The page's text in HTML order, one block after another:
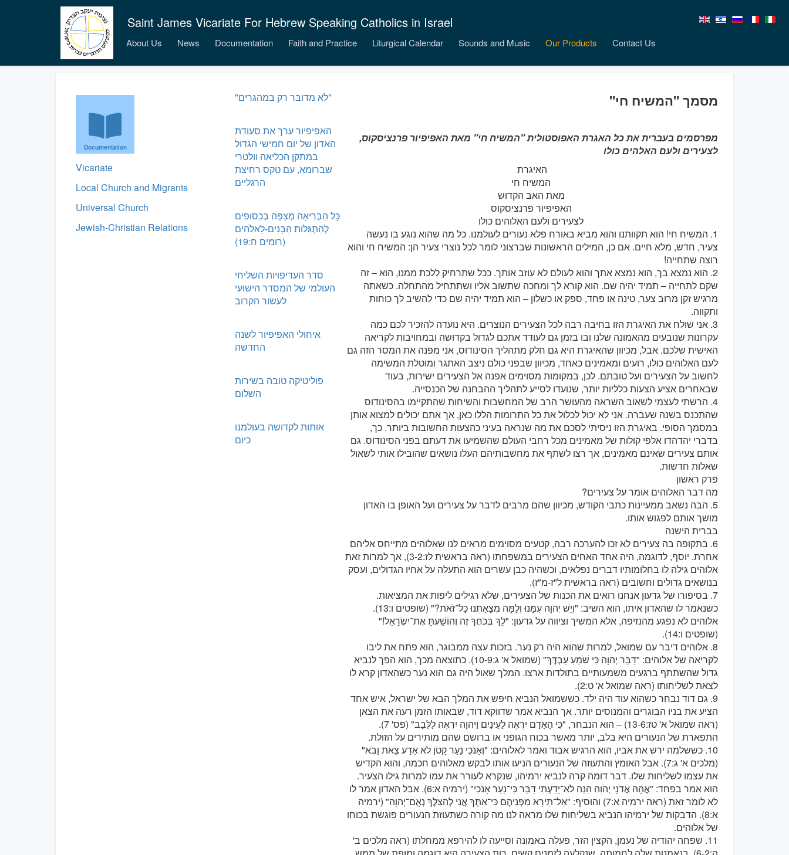
Saint James Vicariate For Hebrew Speaking Catholics in Israel
About Us News Documentation Faith and Practice Liturgical Calendar Sounds and Music Our Products Contact Us
Documentation
Vicariate
Local Church and Migrants
Universal Church
Jewish-Christian Relations
מסמך "המשיח חי"
מפרסמים בעברית את כל האגרת האפוסטולית "המשיח חי" מאת האפיפיור פרנציסקוס,
לצעירים ולעם האלהים כולו
האיגרת
המשיח חי
מאת האב הקדוש
האפיפיור פרנציסקוס
לצעירים ולעם האלוהים כולו
1. המשיח חי! הוא תקוותנו והוא מביא באורח פלא נעורים לעולמנו. כל מה שהוא נוגע בו נעשה
צעיר, חדש, מלא חיים. אם כן, המילים הראשונות שברצוני לומר לכל נוצרי צעיר הן: המשיח חי והוא
רוצה שתחייה!
2. הוא נמצא בך, הוא נמצא אתך והוא לעולם לא עוזב אותך. ככל שתרחיק ללכת ממנו, הוא – זה
שקם לתחייה – תמיד יהיה שם. הוא קורא לך ומחכה שתשוב אליו ושתתחיל מהתחלה. כשאתה
מרגיש זקן מרוב צער, טינה או פחד, ספק או כשלון – הוא תמיד יהיה שם כדי להשיב לך כוחות
ותקווה.
3. אני שולח את האיגרת הזו בחיבה רבה לכל הצעירים הנוצרים. היא נועדה להזכיר לכם כמה
עקרונות שנובעים מהאמונה שלנו ובו בזמן גם לעודד אתכם לגדול בקדושה ובמחויבות לקריאה
האישית שלכם. אבל, מכיוון שהאיגרת היא גם חלק מתהליך הסינודוס, אני מפנה את המסר הזה גם
לעם האלוהים כולו, רועים ומאמינים כאחד, מכיוון שבפני כולם ניצב האתגר ומוטלת המשימה
לחשוב על הצעירים ועל טובתם. לכן, במקומות מסוימים אפנה אל הצעירים ישירות, בעוד
שבאחרים אציע הצעות כלליות יותר, שנועדו לסייע לתהליך ההבחנה של הכנסייה.
4. הרשתי לעצמי לשאוב השראה מהעושר הרב של המחשבות והשיחות שהתקיימו בהסינודוס
שהתכנס בשנה שעברה. אני לא יכול לכלול את כל התרומות הללו כאן, אך אתם יכולים למצוא אותן
במסמך הסופי. באיגרת הזו ניסיתי לסכם את מה שנראה בעיני כהצעות החשובות ביותר. כך,
בדברי יהדהדו אלפי קולות של מאמינים מכל רחבי העולם שהשמיעו את דעתם בפני הסינודוס. גם
אותם צעירים שאינם מאמינים, אך רצו לשתף את מחשבותיהם העלו נושאים שהובילו אותי לשאול
שאלות חדשות.
פרק ראשון
מה דבר האלוהים אומר על צעירים?
5. הבה נשאב ממעיינות כתבי הקודש, מכיוון שהם מרבים לדבר על צעירים ועל האופן בו האדון
מושך אותם לפגוש אותו.
בברית הישנה
6. בתקופה בה צעירים לא זכו להערכה רבה, קטעים מסוימים מראים לנו שאלוהים מתייחס אליהם
אחרת. יוסף, לדוגמה, היה אחד האחים הצעירים במשפחתו (ראה בראשית לז:3-2), אך למרות זאת
אלוהים גילה לו בחלומותיו דברים נפלאים, וכשהיה כבן עשרים הוא התעלה על אחיו הגדולים, ועסק
בנושאים גדולים וחשובים (ראה בראשית ל"ז-מ"ז).
7. בסיפורו של גדעון אנחנו רואים את הכנות של הצעירים, שלא רגילים ליפות את המציאות.
כשנאמר לו שהאדון איתו, הוא השיב: "וְיֵשׁ יְהוָה עִמָּנוּ וְלָמָּה מְצָאַתְנוּ כָּל־זֹאת?" (שופטים ו:13).
אלוהים לא נפגע מהנזיפה, אלא המשיך וציווה על גדעון: "לֵךְ בְּכֹחֲךָ זֶה וְהוֹשַׁעְתָּ אֶת־יִשְׂרָאֵל!"
(שופטים ו:14).
8. אלוהים דיבר עם שמואל, למרות שהוא היה רק נער. בזכות עצה ממבוגר, הוא פתח את ליבו
לקריאה של אלוהים: "דַּבֵּר יְהוָה כִּי שֹׁמֵעַ עַבְדֶּךָ" (שמואל א' ג:10-9). כתוצאה מכך, הוא הפך לנביא
גדול שהשתתף ברגעים משמעותיים בתולדות ארצו. המלך שאול היה גם הוא נער כשהאדון קרא לו
לצאת לשליחותו (ראה שמואל א' ט:2).
9. גם דוד נבחר כשהוא עוד היה ילד. כששמואל הנביא חיפש את המלך הבא של ישראל, איש אחד
הציע את בניו הבוגרים והמנוסים יותר. אך הנביא אמר שדווקא דוד, שבאותו הזמן רעה את הצאן
(ראה שמואל א' טז:13-6) – הוא הנבחר, "כִּי הָאָדָם יִרְאֶה לַעֵינַיִם וַיהוָה יִרְאֶה לַלֵּבָב" (פס' 7).
התפארת של הנעורים היא בלב, יותר מאשר בכוח הגופני או ברושם שהם מותירים על הזולת.
10. כששלמה ירש את אביו, הוא הרגיש אבוד ואמר לאלוהים: "וְאָנֹכִי נַעַר קָטֹן לֹא אֵדַע צֵאת וָבֹא"
(מלכים א' ג:7). אבל האומץ והתעוזה של הנעורים הניעו אותו לבקש מאלוהים חכמה, והוא הקדיש
את עצמו לשליחות שלו. דבר דומה קרה לנביא ירמיהו, שנקרא לעורר את עמו למרות גילו הצעיר.
הוא אמר בפחד: "אֲהָהּ אֲדֹנָי יְהֹוִה הִנֵּה לֹא־יָדַעְתִּי דַּבֵּר כִּי־נַעַר אָנֹכִי" (ירמיה א:6). אבל האדון אמר לו
לא לומר זאת (ראה ירמיה א:7) והוסיף: "אַל־תִּירָא מִפְּנֵיהֶם כִּי־אִתְּךָ אֲנִי לְהַצִּלֶךָ נְאֻם־יְהוָה" (ירמיה
א:8). הדבקות של ירמיהו הנביא בשליחות שלו מראה לנו מה קורה כשתעוזת הנעורים פוגשת בכוחו
של אלוהים.
11. שפחה יהודיה של נעמן, הקצין הזר, פעלה באמונה וסייעה לו להירפא ממחלתו (ראה מלכים ב'
"לא מדובר רק במהגרים"
האפיפיור ערך את סעודת
האדון של יום חמישי הגדול
במתקן הכליאה וולטרי
שברומא, עם טקס רחיצת
הרגליים
כָּל הַבְּרִיאָה מְצַפָּה בְּכִסּוּפִים
לְהִתְגַּלּוּת הַבָּנִים-לֵאלֹהִים
(רומים ח:19)
סדר העדיפויות השליחי
העולמי של המסדר הישועי
לעשור הקרוב
איחולי האפיפיור לשנה
החדשה
פוליטיקה טובה בשירות
השלום
אותות לקדושה בעולמנו
כיום